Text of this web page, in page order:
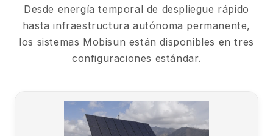
Desde energía temporal de despliegue rápido
hasta infraestructura autónoma permanente,
los sistemas Mobisun están disponibles en tres
configuraciones estándar.